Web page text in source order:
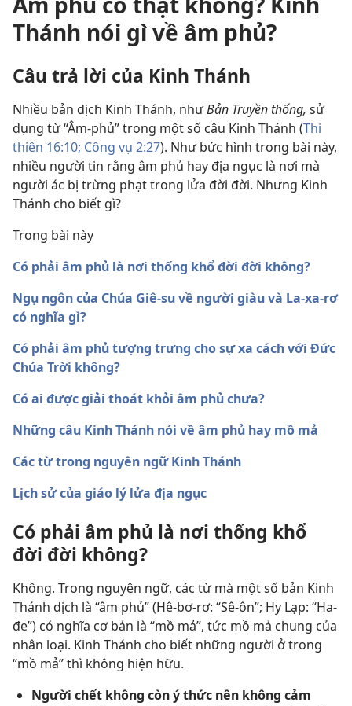
Thánh nói gì về âm phủ?
Câu trả lời của Kinh Thánh
Nhiều bản dịch Kinh Thánh, nhưBản Truyền thống, sử
dụng từ “Âm-phủ” trong một số câu Kinh Thánh (Thi
thiên 16:10; Công vụ 2:27). Như bức hình trong bài này,
nhiều người tin rằng âm phủ hay địa ngục là nơi mà
người ác bị trừng phạt trong lửa đời đời. Nhưng Kinh
Thánh cho biết gì?
Trong bài này
Có phải âm phủ là nơi thống khổ đời đời không?
Ngụ ngôn của Chúa Giê-su về người giàu và La-xa-rơ
có nghĩa gì?
Có phải âm phủ tượng trưng cho sự xa cách với Đức
Chúa Trời không?
Có ai được giải thoát khỏi âm phủ chưa?
Những câu Kinh Thánh nói về âm phủ hay mồ mả
Các từ trong nguyên ngữ Kinh Thánh
Lịch sử của giáo lý lửa địa ngục
Có phải âm phủ là nơi thống khổ
đời đời không?
Không. Trong nguyên ngữ, các từ mà một số bản Kinh
Thánh dịch là “âm phủ” (Hê-bơ-rơ: “Sê-ôn”; Hy Lạp: “Ha-
đe”) có nghĩa cơ bản là “mồ mả”, tức mồ mả chung của
nhân loại. Kinh Thánh cho biết những người ở trong
“mồ mả” thì không hiện hữu.
Người chết không còn ý thức nên không cảm